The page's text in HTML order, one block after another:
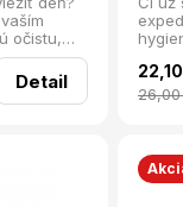
očistu,
pomocou
na
Detail
čo
22,10